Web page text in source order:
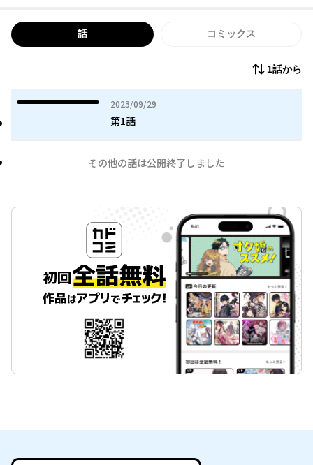
話 コミックス
1話から
2023/09/29
2023年09月29日
第1話
その他の話は公開終了しました